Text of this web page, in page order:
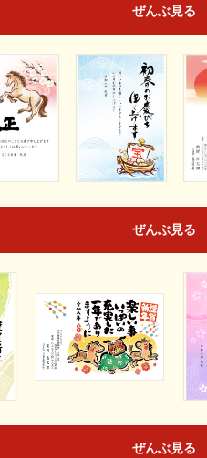
ぜんぶ見る
ぜんぶ見る
ぜんぶ見る